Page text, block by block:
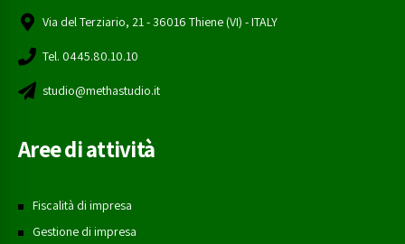
Via del Terziario, 21 - 36016 Thiene (VI) - ITALY
Tel. 0445.80.10.10
studio@methastudio.it
Aree di attività
Fiscalità di impresa
Gestione di impresa